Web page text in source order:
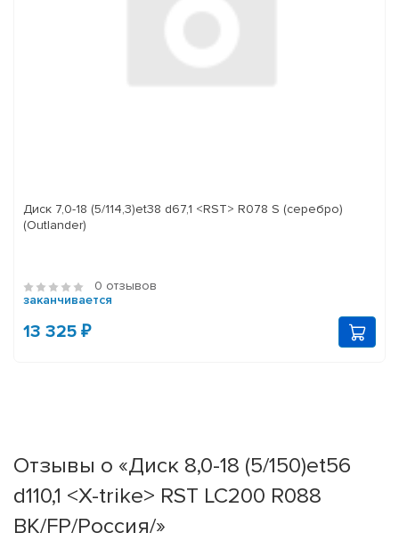
Диск 7,0-18 (5/114,3)et38 d67,1 <RST> R078 S (серебро)
(Outlander)
0 отзывов
заканчивается
13 325 ₽
Отзывы о «Диск 8,0-18 (5/150)et56
d110,1 <X-trike> RST LC200 R088
BK/FP/Россия/»